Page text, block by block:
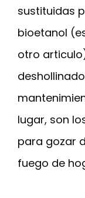
sustituidas
bioetanol
otro
lugar, son
para gozar
fuego de